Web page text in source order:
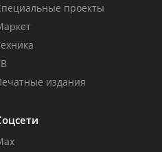
проекты
издания